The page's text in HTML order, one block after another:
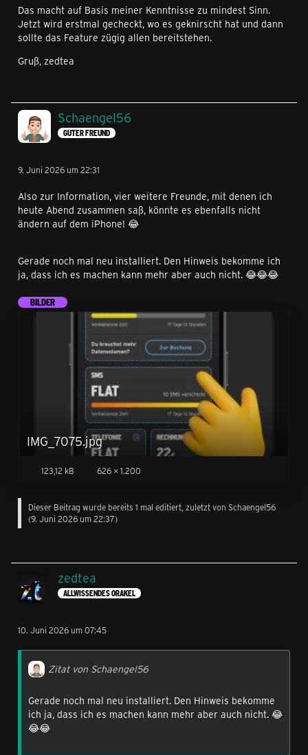
Das macht auf Basis meiner Kenntnisse zu mindest Sinn.
Jetzt wird erstmal gecheckt, wo es geknirscht hat und dann
sollte das Feature zügig allen bereitstehen.
Gruß, zedtea
Schaengel56
GUTER FREUND
9. Juni 2026 um 22:31
Also zur Information, vier weitere Freunde, mit denen ich
heute Abend zusammen saß, könnte es ebenfalls nicht
ändern auf dem iPhone! 😂
Gerade noch mal neu installiert. Den Hinweis bekomme ich
ja, dass ich es machen kann mehr aber auch nicht. 😂😂😂
BILDER
IMG_7075.jpg
123,12 kB 626 × 1.200
Dieser Beitrag wurde bereits 1 mal editiert, zuletzt von Schaengel56
(9. Juni 2026 um 22:37)
zedtea
ALLWISSENDES ORAKEL
10. Juni 2026 um 07:45
Zitat von Schaengel56
Gerade noch mal neu installiert. Den Hinweis bekomme
ich ja, dass ich es machen kann mehr aber auch nicht. 😂
😂😂